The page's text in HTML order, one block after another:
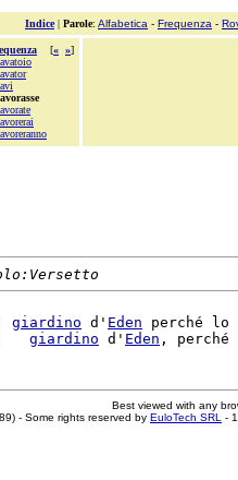
Indice| Parole: Alfabetica - Frequenza -
[« »]
giardino d' Eden perché lo
giardino d' Eden , perché
Best viewed with any
- Some rights reserved by EuloTech SRL -